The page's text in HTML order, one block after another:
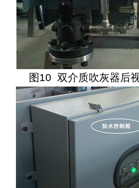
图10 双介质吹灰器后